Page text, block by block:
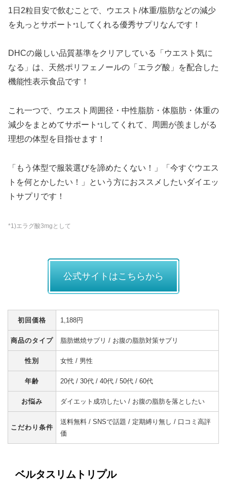
1日2粒目安で飲むことで、ウエスト/体重/脂肪などの減少
を丸っとサポート *1 してくれる優秀サプリなんです！
DHCの厳しい品質基準をクリアしている「ウエスト気に
なる」は、天然ポリフェノールの「エラグ酸」を配合した
機能性表示食品です！
これ一つで、ウエスト周囲径・中性脂肪・体脂肪・体重の
減少をまとめてサポート *1 してくれて、周囲が羨ましがる
理想の体型を目指せます！
「もう体型で服装選びを諦めたくない！」「今すぐウエス
トを何とかしたい！」という方におススメしたいダイエッ
トサプリです！
*1)エラグ酸3mgとして
公式サイトはこちらから
初回価格 1,188円
商品のタイプ 脂肪燃焼サプリ / お腹の脂肪対策サプリ
性別 女性 / 男性
年齢 20代 / 30代 / 40代 / 50代 / 60代
お悩み ダイエット成功したい / お腹の脂肪を落としたい
こだわり条件
送料無料 / SNSで話題 / 定期縛り無し / 口コミ高評
価
ベルタスリムトリプル